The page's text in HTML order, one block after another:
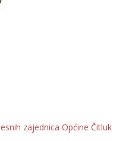
zajednica Općine Čitluk